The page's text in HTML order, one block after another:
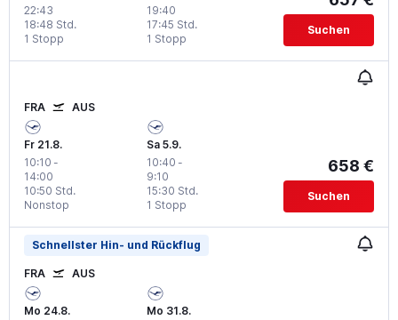
22:43
1 Stopp
18:48 Std.
19:40
1 Stopp
17:45 Std. Suchen
FRA AUS
Fr 21.8.
10:10 -
14:00
Nonstop
10:50 Std.
Sa 5.9.
10:40 -
9:10
1 Stopp
15:30 Std.
658 €
Suchen
Schnellster Hin- und Rückflug
FRA AUS
Mo 24.8.
Mo 31.8.